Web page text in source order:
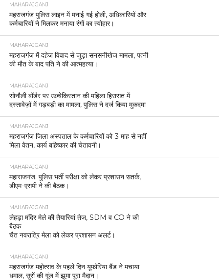
MAHARAJGANJ
महराजगंज पुलिस लाइन में मनाई गई होली, अधिकारियों और
कर्मचारियों ने मिलकर मनाया रंगों का त्योहार।
MAHARAJGANJ
महराजगंज में दहेज विवाद से जुड़ा सनसनीखेज मामला, पत्नी
की मौत के बाद पति ने की आत्महत्या।
MAHARAJGANJ
सोनौली बॉर्डर पर उज़्बेकिस्तान की महिला हिरासत में
दस्तावेज़ों में गड़बड़ी का मामला, पुलिस ने दर्ज किया मुकदमा
MAHARAJGANJ
महराजगंज जिला अस्पताल के कर्मचारियों को 3 माह से नहीं
मिला वेतन, कार्य बहिष्कार की चेतावनी।
MAHARAJGANJ
महाराजगंज: पुलिस भर्ती परीक्षा को लेकर प्रशासन सतर्क,
डीएम-एसपी ने की बैठक।
MAHARAJGANJ
लेहड़ा मंदिर मेले की तैयारियां तेज, SDM व CO ने की
बैठक
चैत नवरात्रि मेला को लेकर प्रशासन अलर्ट।
MAHARAJGANJ
महराजगंज महोत्सव के पहले दिन यूफोरिया बैंड ने मचाया
धमाल, सुरों की गूंज में झूमा पूरा मैदान।